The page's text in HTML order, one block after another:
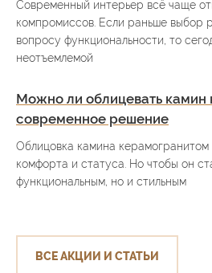
Современный интерьер всё чаще
компромиссов. Если раньше выбор
вопросу функциональности, то
неотъемлемой
Можно ли облицевать камин
современное решение
Облицовка камина керамогранитом
комфорта и статуса. Но чтобы он
функциональным, но и стильным
ВСЕ АКЦИИ И СТАТЬИ